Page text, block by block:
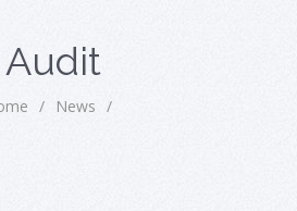
Audit
/ News /